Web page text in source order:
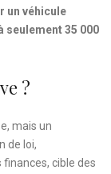
un véhicule
seulement 35 000
?
mais un
de loi,
cible des